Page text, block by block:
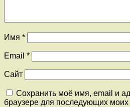
Имя *
Email *
Сайт
Сохранить моё имя, email и
браузере для последующих